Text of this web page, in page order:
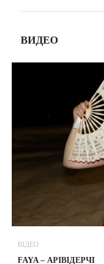
ВИДЕО
ВІДЕО
FAYA – АРІВІДЕРЧІ